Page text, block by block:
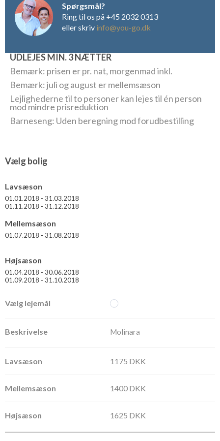
Spørgsmål?
Ring til os på +45 2032 0313
eller skriv info@you-go.dk
UDLEJES MIN. 3 NÆTTER
Bemærk: prisen er pr. nat, morgenmad inkl.
Bemærk: juli og august er mellemsæson
Lejlighederne til to personer kan lejes til én person
mod mindre prisreduktion
Barneseng: Uden beregning mod forudbestilling
Vælg bolig
Lavsæson
01.01.2018 - 31.03.2018
01.11.2018 - 31.12.2018
Mellemsæson
01.07.2018 - 31.08.2018
Højsæson
01.04.2018 - 30.06.2018
01.09.2018 - 31.10.2018
Molinara
1175 DKK
1400 DKK
1625 DKK